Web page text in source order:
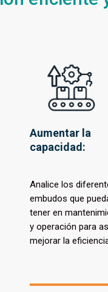
Aumentar la
capacidad:
Analice los
embudos que
tener en
y operación para
mejorar la